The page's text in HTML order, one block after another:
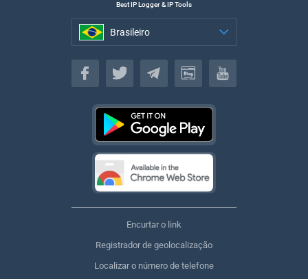
Best IP Logger & IP Tools
Brasileiro
Brasileiro
Encurtar o link
Registrador de geolocalização
Localizar o número de telefone